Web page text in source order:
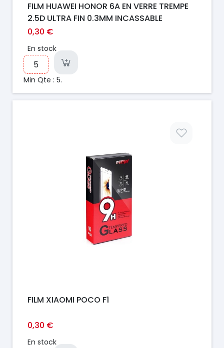
FILM HUAWEI HONOR 6A EN VERRE TREMPE
2.5D ULTRA FIN 0.3MM INCASSABLE
0,30 €
En stock
Min Qte : 5.
FILM XIAOMI POCO F1
0,30 €
En stock